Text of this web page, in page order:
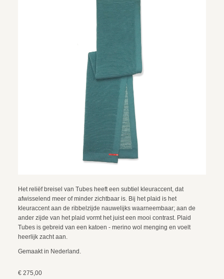
Het reliëf breisel van Tubes heeft een subtiel kleuraccent, dat
afwisselend meer of minder zichtbaar is. Bij het plaid is het
kleuraccent aan de ribbelzijde nauwelijks waarneembaar; aan de
ander zijde van het plaid vormt het juist een mooi contrast. Plaid
Tubes is gebreid van een katoen - merino wol menging en voelt
heerlijk zacht aan.
Gemaakt in Nederland.
€ 275,00